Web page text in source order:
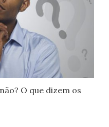
O que dizem os